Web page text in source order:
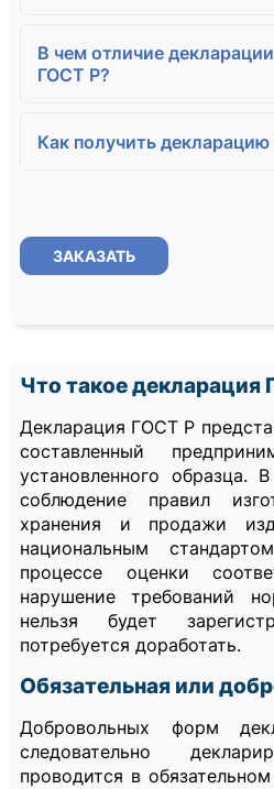
В чем отличие
ГОСТ Р?
Как получить
ЗАКАЗАТЬ
Что такое декларация
Декларация ГОСТ Р
составленный
установленного образца.
соблюдение правил
хранения и продажи
национальным
процессе оценки
нарушение требований
нельзя будет
потребуется доработать.
Обязательная или
Добровольных форм
следовательно
проводится в